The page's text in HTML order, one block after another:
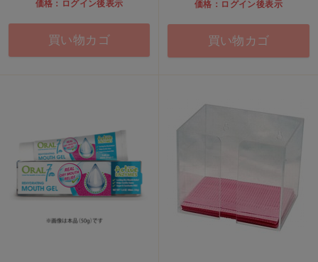
価格：ログイン後表示
買い物カゴ
価格：ログイン後表示
買い物カゴ